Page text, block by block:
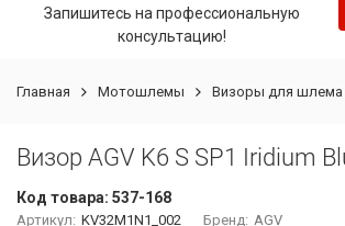
Запишитесь на профессиональную
консультацию!
Главная Мотошлемы Визоры для шлема
Визор AGV K6 S SP1 Iridium
Код товара: 537-168
Артикул: KV32M1N1_002 Бренд: AGV